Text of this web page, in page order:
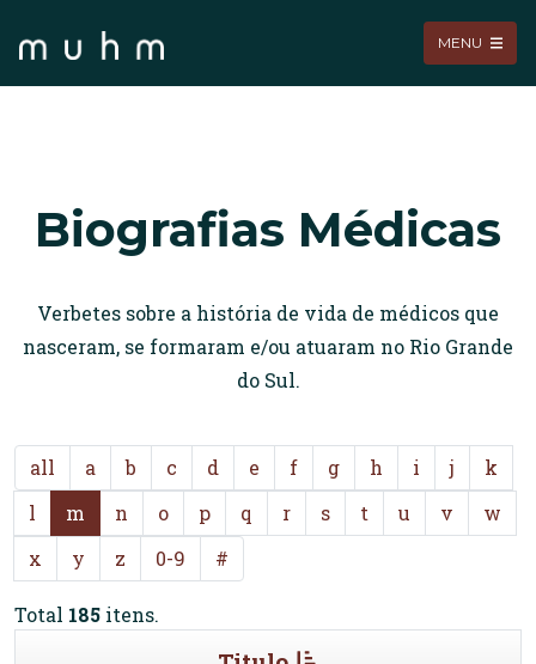
MENU
Biografias Médicas
Verbetes sobre a história de vida de médicos que
nasceram, se formaram e/ou atuaram no Rio Grande
do Sul.
all a b c d e f g h i j
k
l
m n o p q r s t u v
w
x
y z 0-9 #
Total 185 itens.